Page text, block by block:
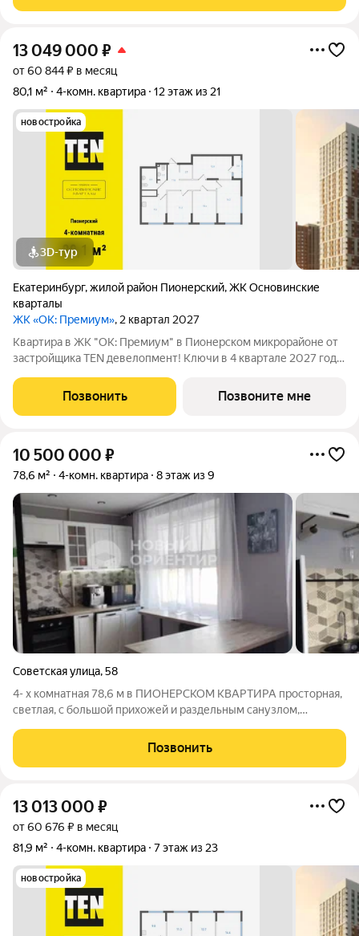
13 049 000 ₽
от 60 844 ₽ в месяц
80,1 м²
4-комн. квартира 12 этаж из 21
новостройка
3D-тур
Екатеринбург,жилой район Пионерский,ЖК Основинские
кварталы
ЖК «ОК: Премиум», 2 квартал 2027
Квартира в ЖК "ОК: Премиум" в Пионерском микрорайоне от
застройщика TEN девелопмент! Ключи в 4 квартале 2027 года.
локацию Основинского парка, включающего 5 домов высотой
от 14 до 31 этажей.
Позвонить Позвоните мне
10 500 000 ₽
78,6 м² 4-комн. квартира 8 этаж из 9
Советская улица,58
4- х комнатная 78,6 м в ПИОНЕРСКОМ КВАРТИРА просторная,
светлая, с большой прихожей и раздельным санузлом,
зоны: гостиная с кухней + спальня в отдаленной части
квартиры и 2 спальни с лоджией в
Позвонить
13 013 000 ₽
от 60 676 ₽ в месяц
81,9 м²
4-комн. квартира 7 этаж из 23
новостройка